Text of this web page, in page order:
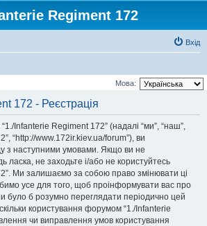
Regiment 172
Вхід
Мова:
172 - Реєстрація
Infanterie Regiment 172” (надалі “ми”, “наш”,
“http://www.172ir.kiev.ua/forum”), ви
з наступними умовами. Якщо ви не
ласка, не заходьте і/або не користуйтесь
Ми залишаємо за собою право змінювати ці
усе для того, щоб проінформувати вас про
було б розумно переглядати періодично цей
користування форумом “1./Infanterie
чи виправлення умов користування